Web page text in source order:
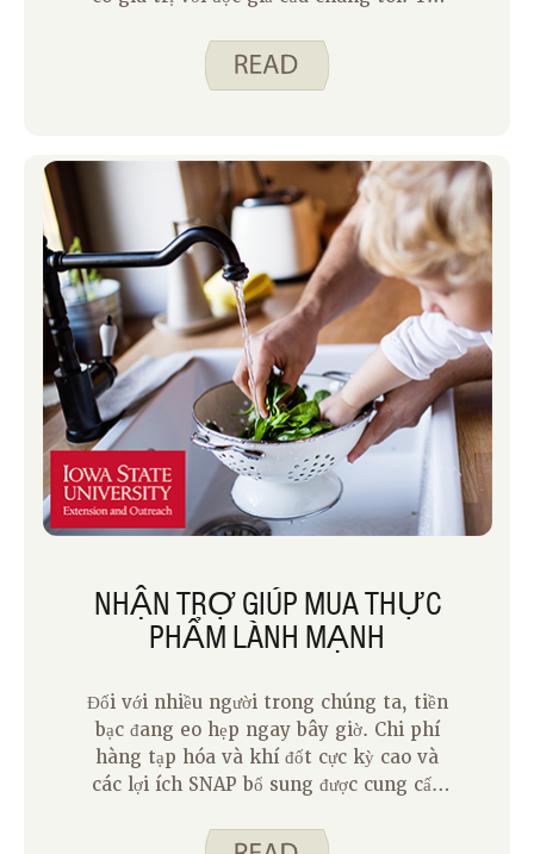
thẳng cảm thấy như nó đang đè nặng
chúng ta. Cho dù đó là căng thẳng liên
giúp đỡ để quản lý tất cả. Đây là lý do tại
sao đường dây nóng Iowa Concern tồn
tại. Iowa Concern là một dịch vụ của Mở
rộng và Tiếp cận Đại học Bang Iowa được
thiết kế để giúp người gọi điều hướng các
thách thức và giúp tìm ra giải pháp.
Gọi điện hoặc nhắn tin cho Iowa
Concern cho bất kỳ trường hợp nào sau
đây:
NHẬN TRỢ GIÚP MUA THỰC
PHẨM LÀNH MẠNH
Đối với nhiều người trong chúng ta, tiền
bạc đang eo hẹp ngay bây giờ. Chi phí
hàng tạp hóa và khí đốt cực kỳ cao và
các lợi ích SNAP bổ sung được cung cấp
nhiều tiểu bang.